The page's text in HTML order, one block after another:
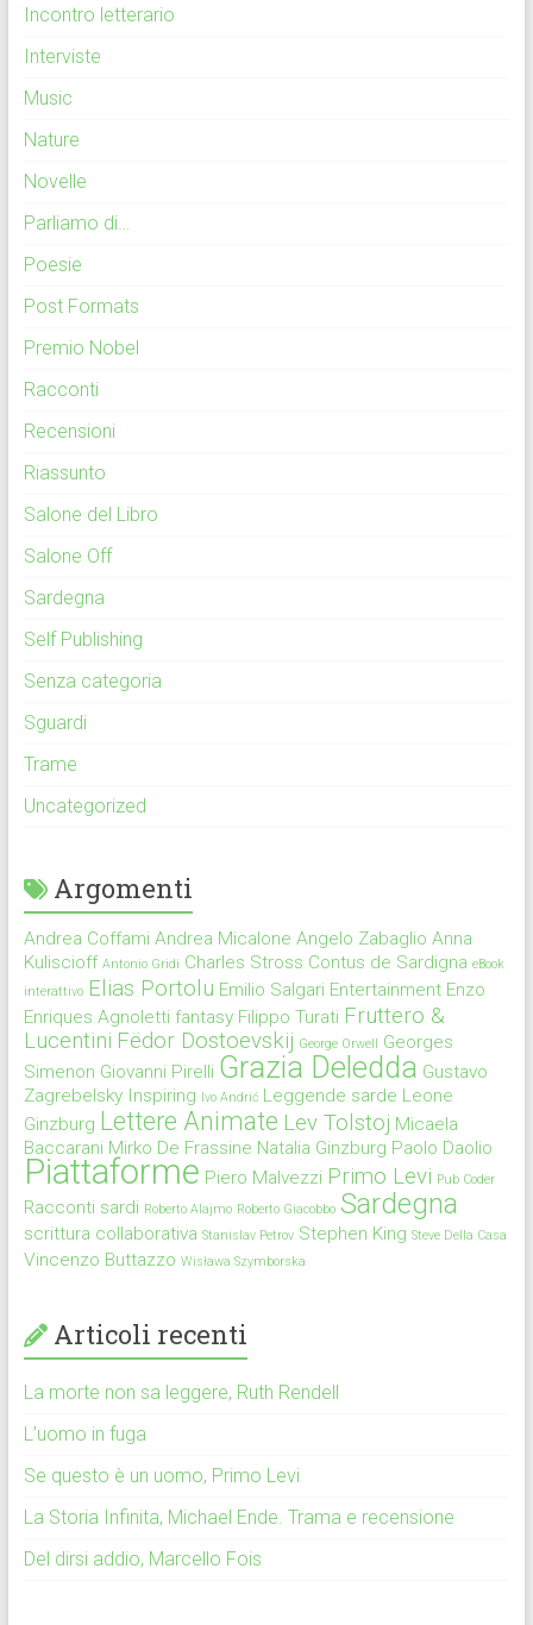
Incontro letterario
Interviste
Music
Nature
Novelle
Parliamo di…
Poesie
Post Formats
Premio Nobel
Racconti
Recensioni
Riassunto
Salone del Libro
Salone Off
Sardegna
Self Publishing
Senza categoria
Sguardi
Trame
Uncategorized
Argomenti
Andrea Coffami Andrea Micalone Angelo Zabaglio Anna
Kuliscioff Antonio Gridi Charles Stross Contus de Sardigna eBook
interattivo Elias Portolu Emilio Salgari Entertainment Enzo
Enriques Agnoletti fantasy Filippo Turati Fruttero &
Lucentini Fëdor Dostoevskij George Orwell Georges
Simenon Giovanni Pirelli Grazia Deledda Gustavo
Zagrebelsky Inspiring Ivo Andrić Leggende sarde Leone
Ginzburg Lettere Animate Lev Tolstoj Micaela
Baccarani Mirko De Frassine Natalia Ginzburg Paolo Daolio
Piattaforme Piero Malvezzi Primo Levi Pub Coder
Racconti sardi Roberto Alajmo Roberto Giacobbo Sardegna
scrittura collaborativa Stanislav Petrov Stephen King Steve Della Casa
Vincenzo Buttazzo Wisława Szymborska
Articoli recenti
La morte non sa leggere, Ruth Rendell
L’uomo in fuga
Se questo è un uomo, Primo Levi
La Storia Infinita, Michael Ende. Trama e recensione
Del dirsi addio, Marcello Fois